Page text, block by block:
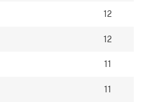
12
12
11
11